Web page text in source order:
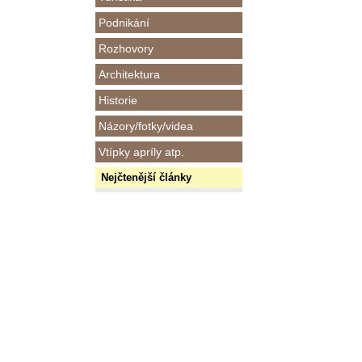
Podnikání
Rozhovory
Architektura
Historie
Názory/fotky/videa
Vtípky apríly atp.
Nejčtenější články